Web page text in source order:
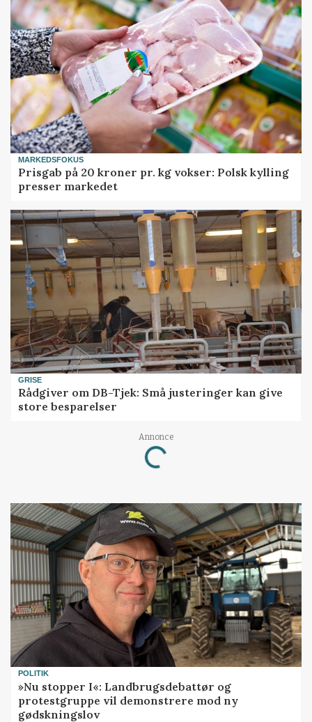
MARKEDSFOKUS
Prisgab på 20 kroner pr. kg vokser: Polsk kylling
presser markedet
GRISE
Rådgiver om DB-Tjek: Små justeringer kan give
store besparelser
Annonce
Loading...
POLITIK
»Nu stopper I«: Landbrugsdebattør og
protestgruppe vil demonstrere mod ny
gødskningslov